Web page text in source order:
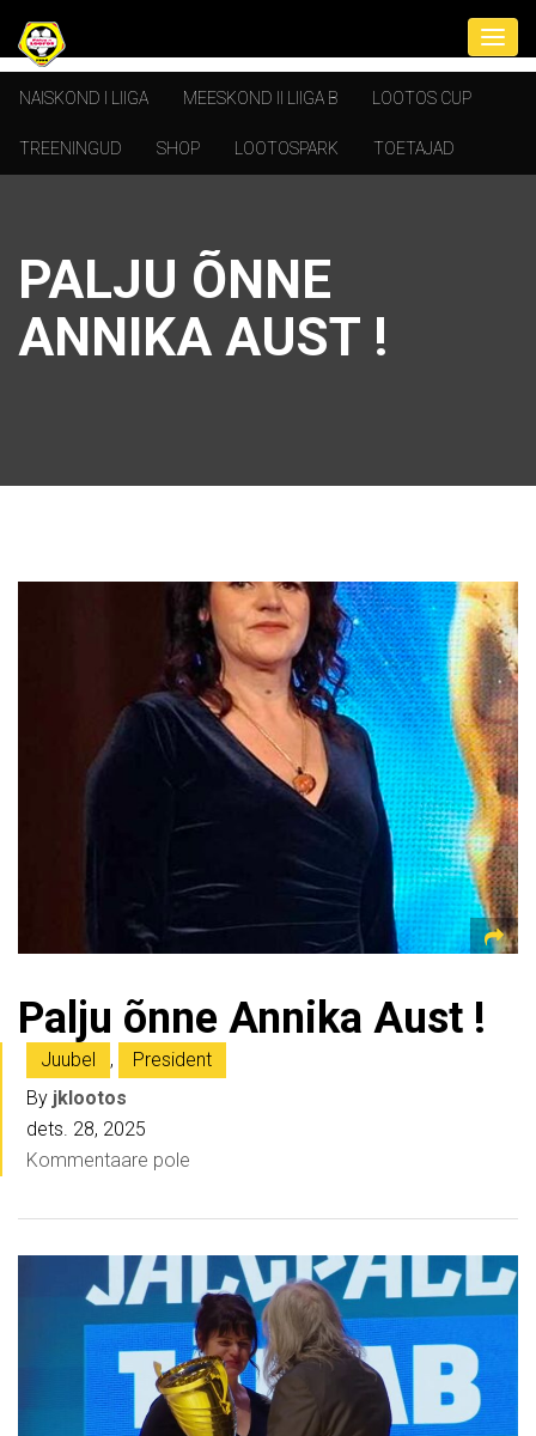
NAISKOND I LIIGA MEESKOND II LIIGA B LOOTOS CUP
TREENINGUD SHOP LOOTOSPARK TOETAJAD
PALJU ÕNNE
ANNIKA AUST !
Palju õnne Annika Aust !
Juubel ,
President
By jklootos
dets. 28, 2025
Kommentaare pole